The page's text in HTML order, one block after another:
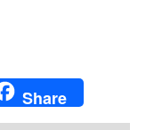
Share